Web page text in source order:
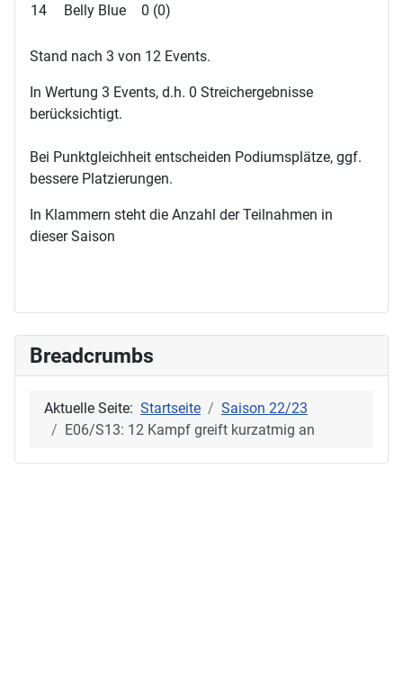
14
Belly Blue 0 (0)
Stand nach 3 von 12 Events.
In Wertung 3 Events, d.h. 0 Streichergebnisse
berücksichtigt.
Bei Punktgleichheit entscheiden Podiumsplätze, ggf.
bessere Platzierungen.
In Klammern steht die Anzahl der Teilnahmen in
dieser Saison
Breadcrumbs
Aktuelle Seite: Startseite
Saison 22/23
E06/S13: 12 Kampf greift kurzatmig an